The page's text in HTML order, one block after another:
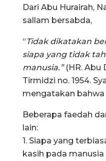
Dari Abu Hurairah,
sallam bersabda,
“Tidak dikatakan
siapa yang tidak
manusia.”(HR. Abu
Tirmidzi no. 1954.
mengatakan bahwa
Beberapa faedah
lain:
1. Siapa yang
kasih pada